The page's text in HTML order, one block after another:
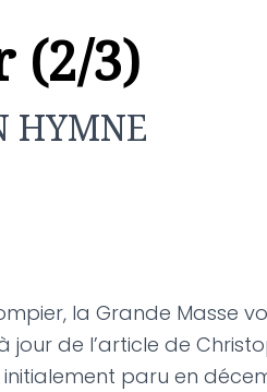
(2/3)
HYMNE
la Grande Masse
jour de l’article de
initialement paru en